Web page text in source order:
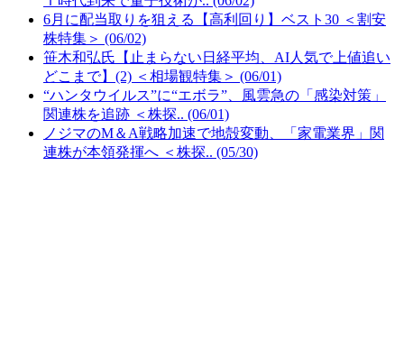
6月に配当取りを狙える【高利回り】ベスト30 ＜割安
株特集＞ (06/02)
笹木和弘氏【止まらない日経平均、AI人気で上値追い
どこまで】(2) ＜相場観特集＞ (06/01)
“ハンタウイルス”に“エボラ”、風雲急の「感染対策」
関連株を追跡 ＜株探.. (06/01)
ノジマのM＆A戦略加速で地殻変動、「家電業界」関
連株が本領発揮へ ＜株探.. (05/30)